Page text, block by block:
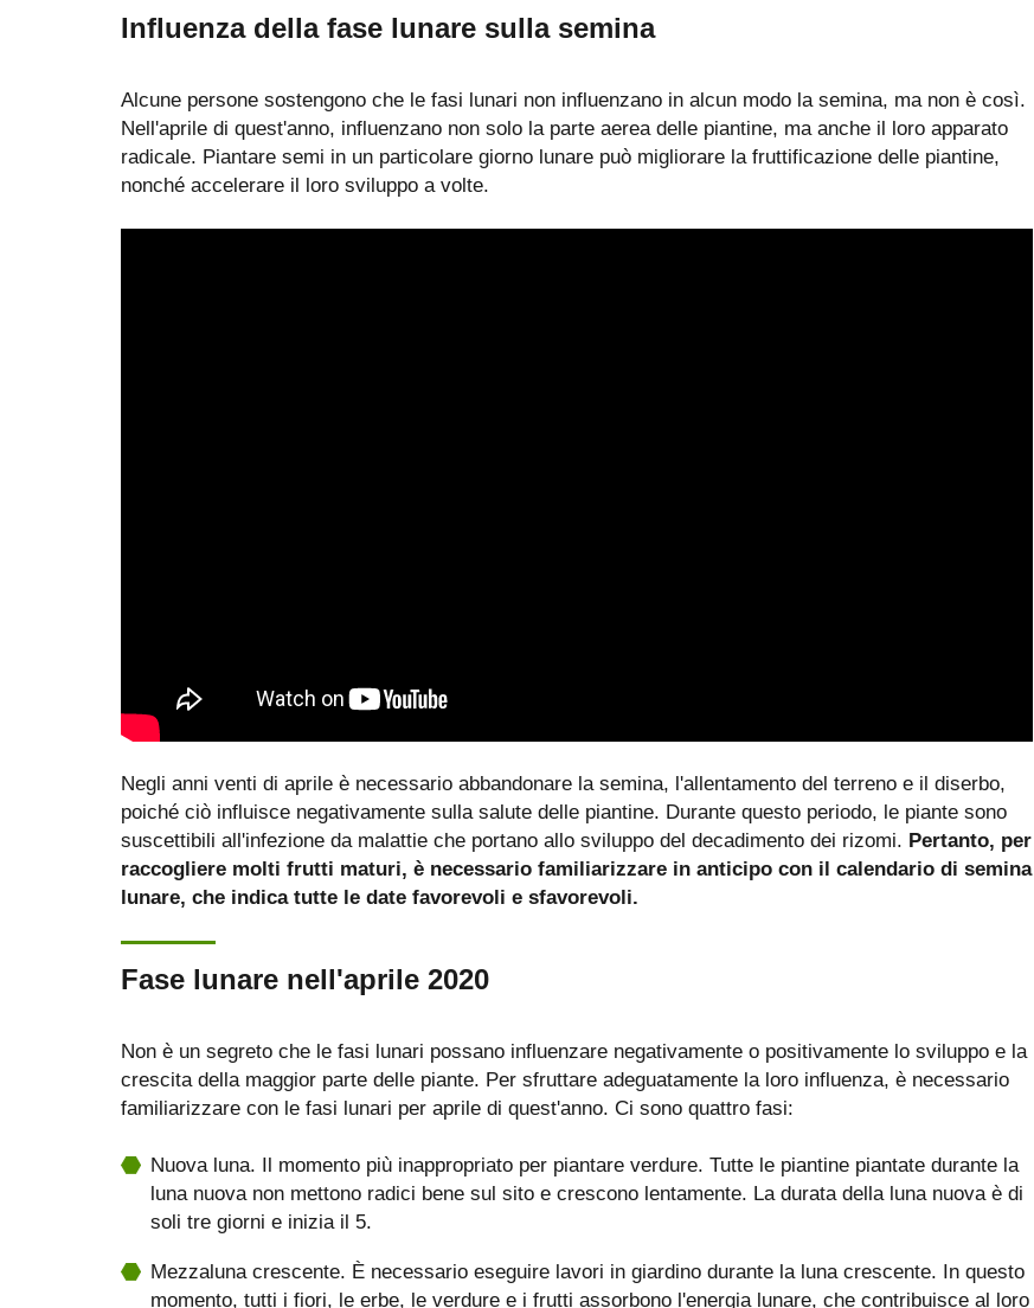
Influenza della fase lunare sulla semina
Alcune persone sostengono che le fasi lunari non influenzano in alcun modo la semina, ma non è così.
Nell'aprile di quest'anno, influenzano non solo la parte aerea delle piantine, ma anche il loro apparato
radicale. Piantare semi in un particolare giorno lunare può migliorare la fruttificazione delle piantine,
nonché accelerare il loro sviluppo a volte.
Negli anni venti di aprile è necessario abbandonare la semina, l'allentamento del terreno e il diserbo,
poiché ciò influisce negativamente sulla salute delle piantine. Durante questo periodo, le piante sono
suscettibili all'infezione da malattie che portano allo sviluppo del decadimento dei rizomi. Pertanto, per
raccogliere molti frutti maturi, è necessario familiarizzare in anticipo con il calendario di semina
lunare, che indica tutte le date favorevoli e sfavorevoli.
Fase lunare nell'aprile 2020
Non è un segreto che le fasi lunari possano influenzare negativamente o positivamente lo sviluppo e la
crescita della maggior parte delle piante. Per sfruttare adeguatamente la loro influenza, è necessario
familiarizzare con le fasi lunari per aprile di quest'anno. Ci sono quattro fasi:
Nuova luna. Il momento più inappropriato per piantare verdure. Tutte le piantine piantate durante la
luna nuova non mettono radici bene sul sito e crescono lentamente. La durata della luna nuova è di
soli tre giorni e inizia il 5.
Mezzaluna crescente. È necessario eseguire lavori in giardino durante la luna crescente. In questo
momento, tutti i fiori, le erbe, le verdure e i frutti assorbono l'energia lunare, che contribuisce al loro